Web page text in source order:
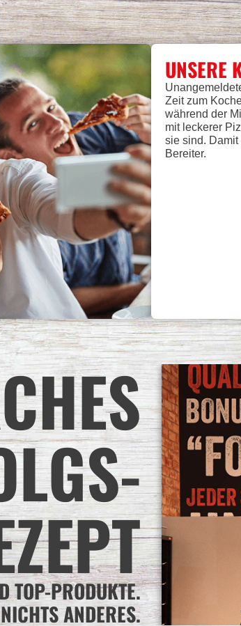
UNSERE
Zeit zum
während der
mit leckerer
sie sind.
Bereiter.
TOP-PRODUKTE.
NICHTS ANDERES.